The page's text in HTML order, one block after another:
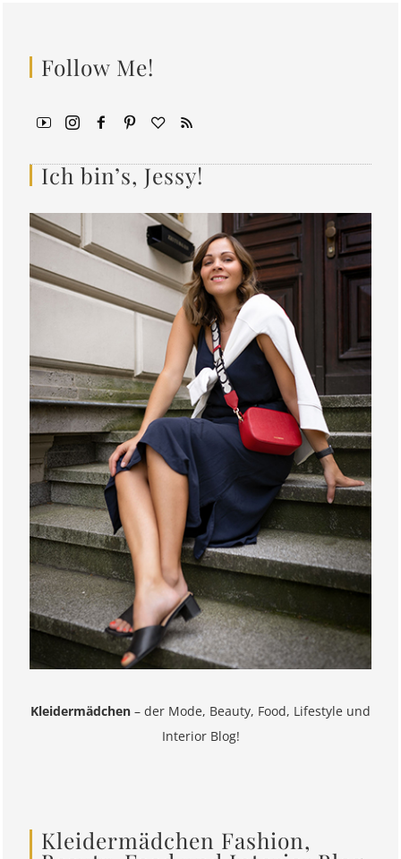
Follow Me!
Ich bin’s, Jessy!
Kleidermädchen – der Mode, Beauty, Food, Lifestyle und
Interior Blog!
Kleidermädchen Fashion,